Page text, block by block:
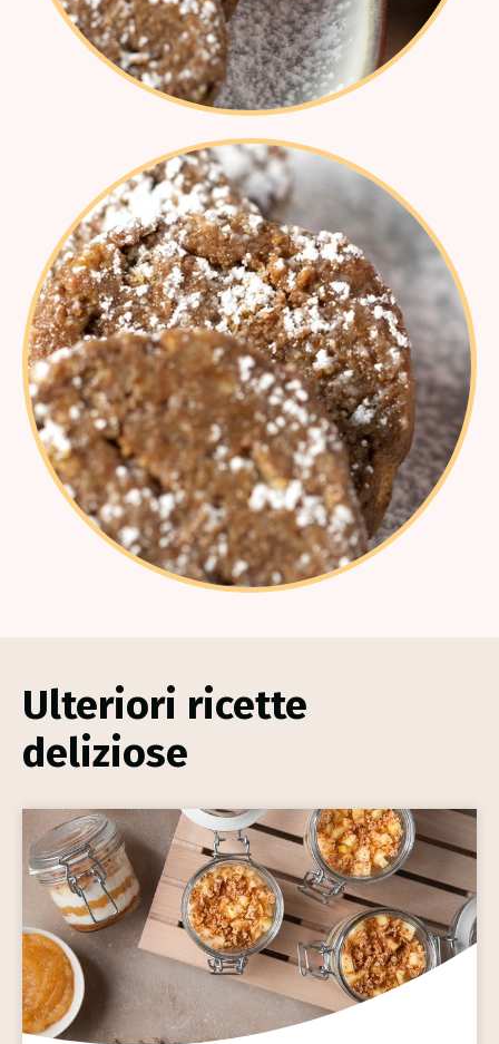
Ulteriori ricette
deliziose